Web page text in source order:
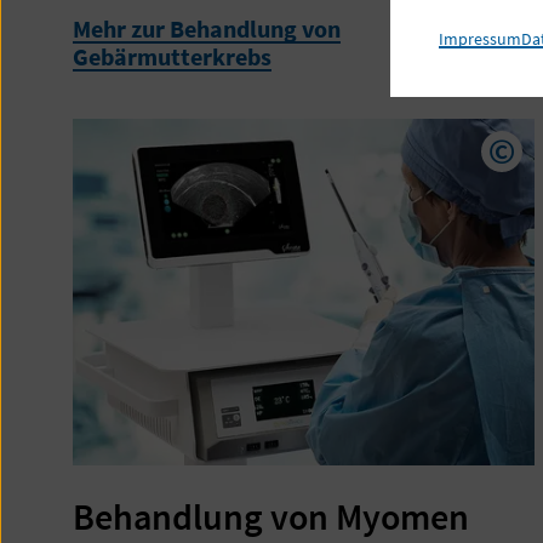
Mehr zur Behandlung von
Gebärmutterkrebs
Behandlung von Myomen
Impressum